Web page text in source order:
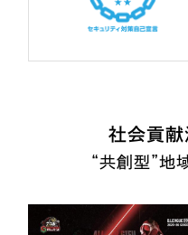
社会貢
“共創型”地